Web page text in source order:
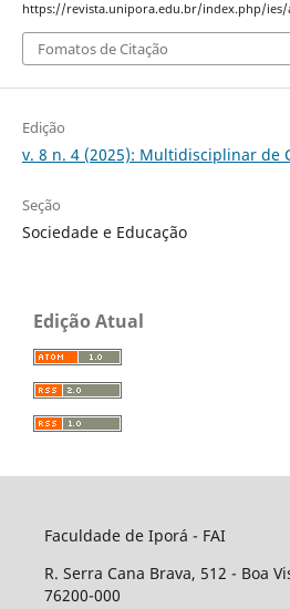
https://revista.unipora.edu.br/index.php/
Fomatos de Citação
Edição
v. 8 n. 4 (2025): Multidisciplinar de
Seção
Sociedade e Educação
Edição Atual
Faculdade de Iporá - FAI
R. Serra Cana Brava, 512 - Boa
76200-000